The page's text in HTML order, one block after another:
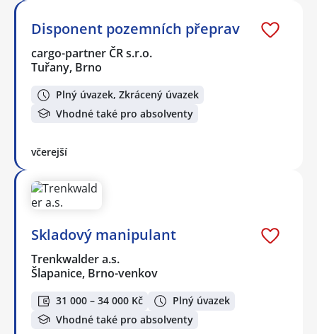
Disponent pozemních přeprav
cargo-partner ČR s.r.o.
Tuřany, Brno
Plný úvazek, Zkrácený úvazek
Vhodné také pro absolventy
včerejší
Skladový manipulant
Trenkwalder a.s.
Šlapanice, Brno-venkov
31 000 – 34 000 Kč
Plný úvazek
Vhodné také pro absolventy